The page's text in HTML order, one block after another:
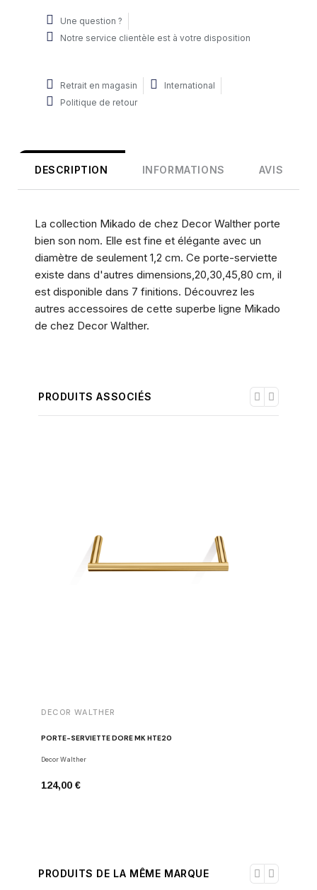
Une question ?
Notre service clientèle est à votre disposition
Retrait en magasin
International
Politique de retour
DESCRIPTION INFORMATIONS AVIS
La collection Mikado de chez Decor Walther porte
bien son nom. Elle est fine et élégante avec un
diamètre de seulement 1,2 cm. Ce porte-serviette
existe dans d'autres dimensions,20,30,45,80 cm, il
est disponible dans 7 finitions. Découvrez les
autres accessoires de cette superbe ligne Mikado
de chez Decor Walther.
PRODUITS ASSOCIÉS
DECOR WALTHER
PORTE-SERVIETTE DORÉ MK HTE20
Decor Walther
124,00 €
PRODUITS DE LA MÊME MARQUE